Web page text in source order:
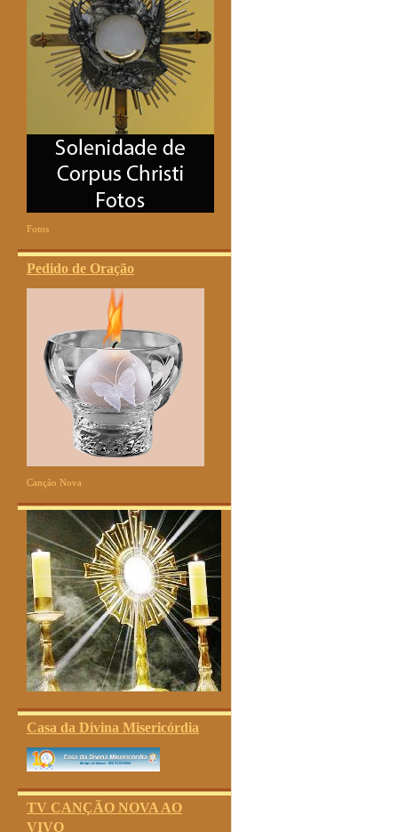
Fotos
Pedido de Oração
Canção Nova
Casa da Divina Misericórdia
TV CANÇÃO NOVA AO
VIVO